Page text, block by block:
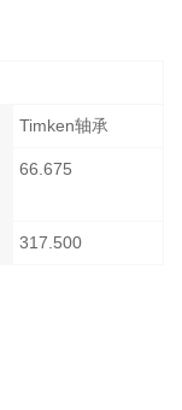
Timken轴承
66.675
317.500